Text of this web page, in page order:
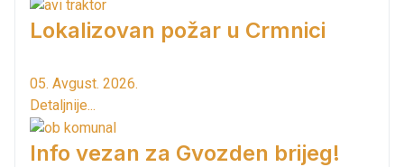
Lokalizovan požar u Crmnici
05. Avgust. 2026.
Detaljnije...
Info vezan za Gvozden brijeg!